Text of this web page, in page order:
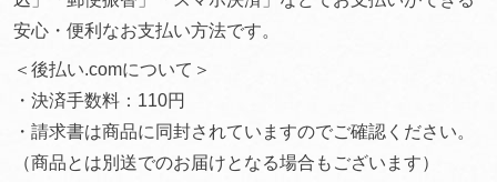
安心・便利なお支払い方法です。
＜後払い.comについて＞
・決済手数料：110円
・請求書は商品に同封されていますのでご確認ください。
（商品とは別送でのお届けとなる場合もございます）